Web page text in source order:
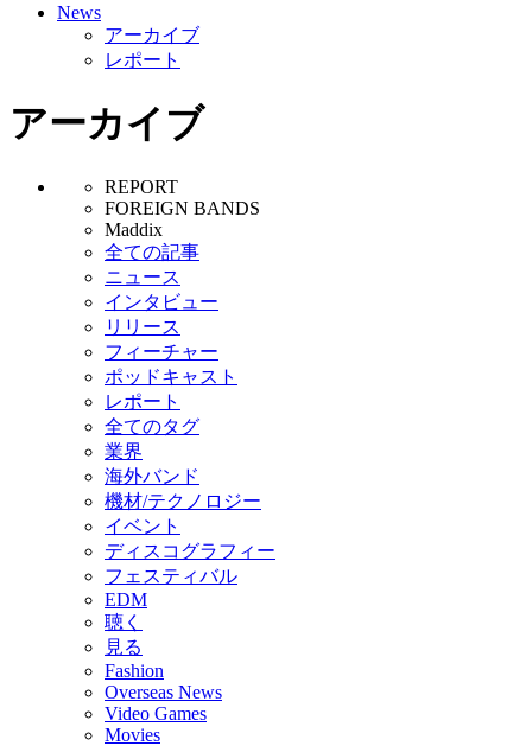
News
アーカイブ
レポート
アーカイブ
REPORT
FOREIGN BANDS
Maddix
全ての記事
ニュース
インタビュー
リリース
フィーチャー
ポッドキャスト
レポート
全てのタグ
業界
海外バンド
機材/テクノロジー
イベント
ディスコグラフィー
フェスティバル
EDM
聴く
見る
Fashion
Overseas News
Video Games
Movies